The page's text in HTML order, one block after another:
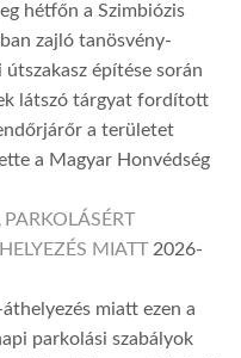
hétfőn a Szimbiózis
zajló tanösvény-
építése során
látszó tárgyat fordított
a területet
a Magyar Honvédség
MIATT 2026-
miatt ezen a
parkolási szabályok